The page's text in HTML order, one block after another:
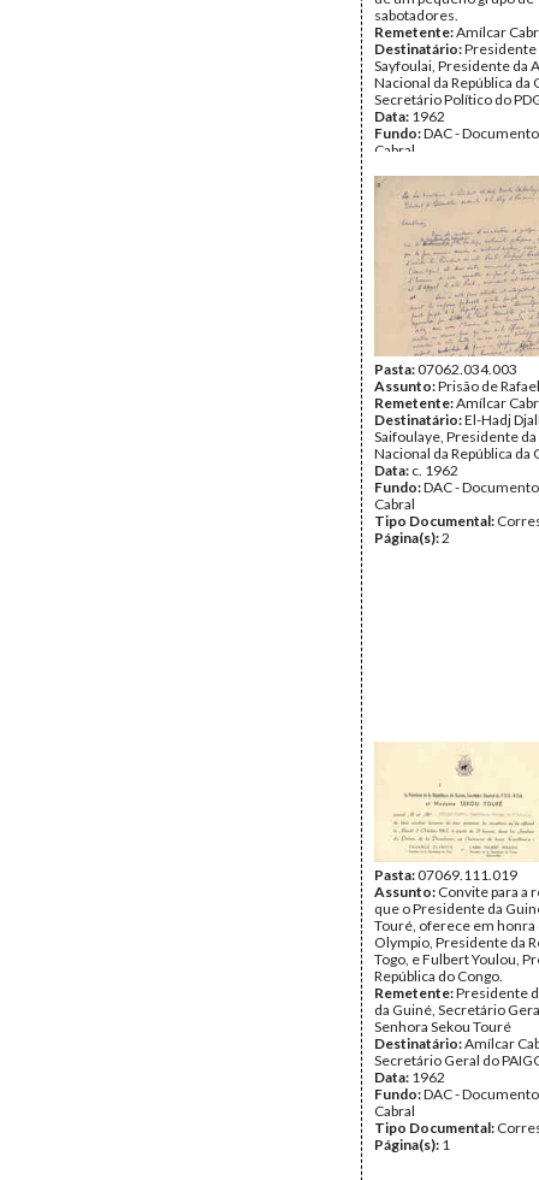
sabotadores.
Remetente:Amílcar
Destinatário:Presidente
Sayfoulai, Presidente da
Nacional da República da
Secretário Político do
Data: 1962
Fundo:DAC -
Cabral
Página(s):
Pasta:07062.034.003
Assunto:Prisão de
Remetente:Amílcar
Destinatário:El-Hadj
Saifoulaye, Presidente
Nacional da República da
Data: c. 1962
Fundo:DAC -
Cabral
Tipo Documental:
Página(s):2
Pasta:07069.111.019
Assunto: Convite para a
que o Presidente da
Touré, oferece em honra
Olympio, Presidente da
Togo, e Fulbert Youlou,
República do Congo.
Remetente:Presidente
da Guiné, Secretário
Senhora Sekou Touré
Destinatário:Amílcar
Secretário Geral do
Data: 1962
Fundo:DAC -
Cabral
Tipo Documental:
Página(s): 1